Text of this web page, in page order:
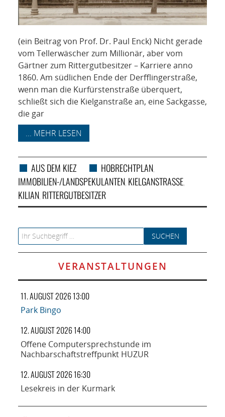
(ein Beitrag von Prof. Dr. Paul Enck) Nicht gerade
vom Tellerwäscher zum Millionär, aber vom
Gärtner zum Rittergutbesitzer – Karriere anno
1860. Am südlichen Ende der Derfflingerstraße,
wenn man die Kurfürstenstraße überquert,
schließt sich die Kielganstraße an, eine Sackgasse,
die gar
... MEHR LESEN
AUS DEM KIEZ HOBRECHTPLAN,
IMMOBILIEN-/LANDSPEKULANTEN, KIELGANSTRASSE ,
KILIAN, RITTERGUTBESITZER
Search for:
VERANSTALTUNGEN
11. AUGUST 2026 13:00
Park Bingo
12. AUGUST 2026 14:00
Offene Computersprechstunde im
Nachbarschaftstreffpunkt HUZUR
12. AUGUST 2026 16:30
Lesekreis in der Kurmark